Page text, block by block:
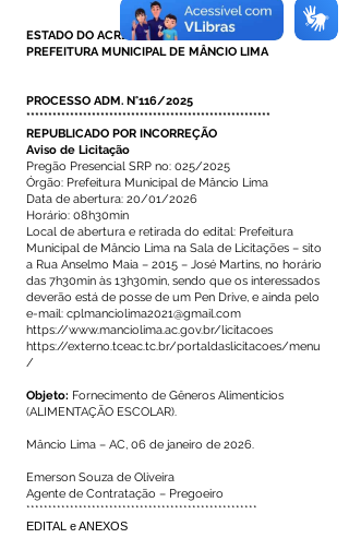
ESTADO DO ACRE
PREFEITURA MUNICIPAL DE MÂNCIO LIMA
PROCESSO ADM. N°116/2025
********************************************************
REPUBLICADO POR INCORREÇÃO
Aviso de Licitação
Pregão Presencial SRP no: 025/2025
Órgão: Prefeitura Municipal de Mâncio Lima
Data de abertura: 20/01/2026
Horário: 08h30min
Local de abertura e retirada do edital: Prefeitura
Municipal de Mâncio Lima na Sala de Licitações – sito
a Rua Anselmo Maia – 2015 – José Martins, no horário
das 7h30min às 13h30min, sendo que os interessados
deverão está de posse de um Pen Drive, e ainda pelo
e-mail: cplmanciolima2021@gmail.com
https://www.manciolima.ac.gov.br/licitacoes
https://externo.tceac.tc.br/portaldaslicitacoes/menu
/
Objeto: Fornecimento de Gêneros Alimentícios
(ALIMENTAÇÃO ESCOLAR).
Mâncio Lima – AC, 06 de janeiro de 2026.
Emerson Souza de Oliveira
Agente de Contratação – Pregoeiro
*****************************************************
EDITAL e ANEXOS